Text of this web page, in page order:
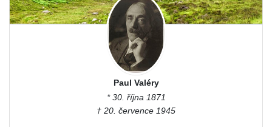
Paul Valéry
* 30. října 1871
† 20. července 1945